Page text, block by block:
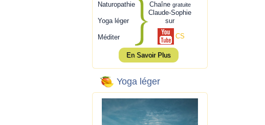
Naturopathie
Yoga léger
Méditer
Chaîne gratuite
Claude-Sophie
sur
CS
En Savoir Plus
Yoga léger